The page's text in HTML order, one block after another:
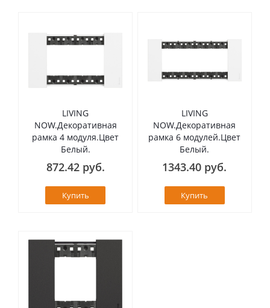
LIVING
NOW.Декоративная
рамка 4 модуля.Цвет
Белый.
872.42 руб.
Купить
LIVING
NOW.Декоративная
рамка 6 модулей.Цвет
Белый.
1343.40 руб.
Купить